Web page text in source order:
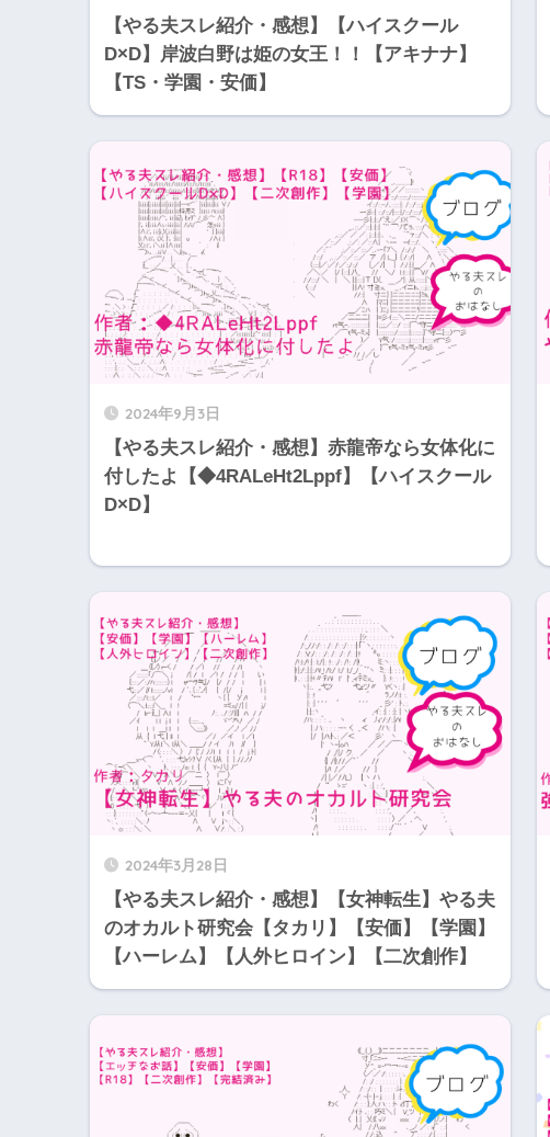
【やる夫スレ紹介・感想】【ハイスクール
D×D】岸波白野は姫の女王！！【アキナナ】
【TS・学園・安価】
2024年9月3日
【やる夫スレ紹介・感想】赤龍帝なら女体化に
付したよ【◆4RALeHt2Lppf】【ハイスクール
D×D】
2024年3月28日
【やる夫スレ紹介・感想】【女神転生】やる夫
のオカルト研究会【タカリ】【安価】【学園】
【ハーレム】【人外ヒロイン】【二次創作】